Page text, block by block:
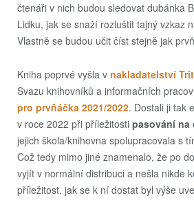
čtenáři v nich budou sledovat dubánka
Lidku, jak se snaží rozluštit tajný vzkaz
Vlastně se budou učit číst stejně jak
Kniha poprvé vyšla v nakladatelství
Svazu knihovníků a informačních
pro prvňáčka 2021/2022. Dostali ji tak
v roce 2022 při příležitosti pasování na
jejich škola/knihovna spolupracovala s
Což tedy mimo jiné znamenalo, že po
vyjít v normální distribuci a nešla nikde
příležitost, jak se k ní dostat byl výše